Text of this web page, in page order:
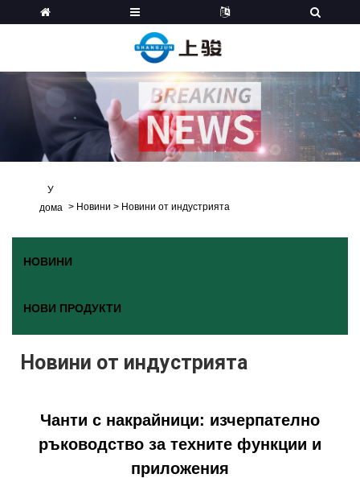
У
дома > Новини > Новини от индустрията
НОВИНИ
НОВИ ПРОДУКТИ
Новини от индустрията
Чанти с накрайници: изчерпателно
ръководство за техните функции и
приложения